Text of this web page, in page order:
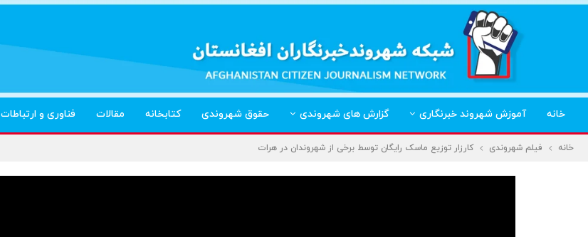
خانه آموزش شهروند خبرنگاری گزارش های شهروندی حقوق شهروندی کتابخانه مقالات فناوری و ارتباطات
خانه فیلم شهروندی کارزار توزیع ماسک رایگان توسط برخی از شهروندان در هرات